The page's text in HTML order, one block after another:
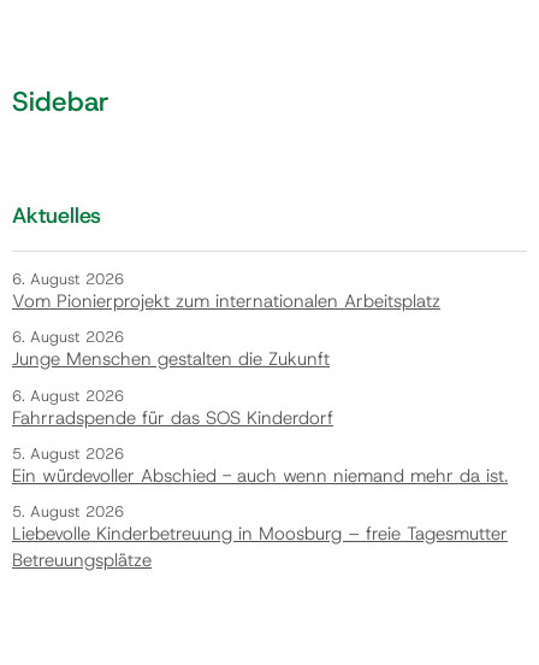
Sidebar
Aktuelles
6. August 2026
Vom Pionierprojekt zum internationalen Arbeitsplatz
6. August 2026
Junge Menschen gestalten die Zukunft
6. August 2026
Fahrradspende für das SOS Kinderdorf
5. August 2026
Ein würdevoller Abschied - auch wenn niemand mehr da ist.
5. August 2026
Liebevolle Kinderbetreuung in Moosburg – freie Tagesmutter
Betreuungsplätze